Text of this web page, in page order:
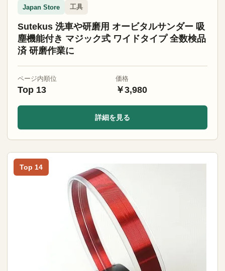
Japan Store 工具
Sutekus 洗車や研磨用 オービタルサンダー 吸
塵機能付き マジック式 ワイドタイプ 全数検品
済 研磨作業に
ページ内順位
Top 13
価格
￥3,980
詳細を見る
Top 14